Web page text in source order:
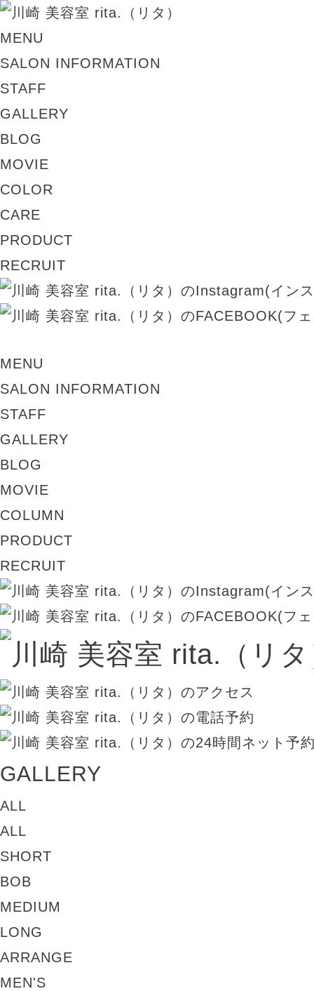
MENU
SALON INFORMATION
STAFF
GALLERY
BLOG
MOVIE
COLOR
CARE
PRODUCT
RECRUIT
MENU
SALON INFORMATION
STAFF
GALLERY
BLOG
MOVIE
COLUMN
PRODUCT
RECRUIT
GALLERY
ALL
ALL
SHORT
BOB
MEDIUM
LONG
ARRANGE
MEN'S